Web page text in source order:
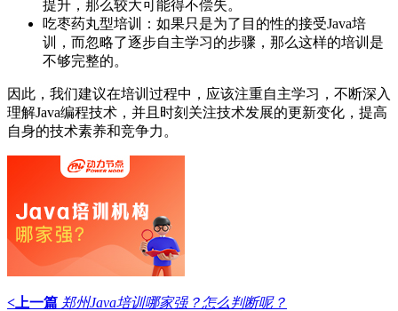
提升，那么较大可能得不偿失。
吃枣药丸型培训：如果只是为了目的性的接受Java培
训，而忽略了逐步自主学习的步骤，那么这样的培训是
不够完整的。
因此，我们建议在培训过程中，应该注重自主学习，不断深入
理解Java编程技术，并且时刻关注技术发展的更新变化，提高
自身的技术素养和竞争力。
<上一篇 郑州Java培训哪家强？怎么判断呢？